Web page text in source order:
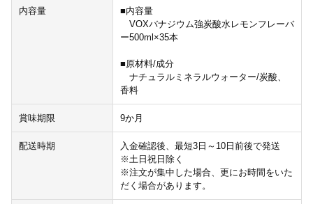
内容量
■内容量
VOXバナジウム強炭酸水レモンフレーバ
ー500ml×35本
■原材料/成分
ナチュラルミネラルウォーター/炭酸、
香料
賞味期限 9か月
配送時期
入金確認後、最短3日～10日前後で発送
※土日祝日除く
※注文が集中した場合、更にお時間をいた
だく場合があります。